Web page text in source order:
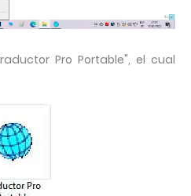
Pro Portable", el cual